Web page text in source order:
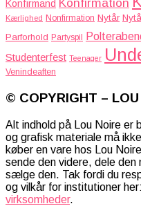
Konfirmand Konfirmation
Kærlighed Nonfirmation Nytår
Parforhold Partyspil
Studenterfest Teenager
Venindeaften
© COPYRIGHT – LOU
Alt indhold på Lou Noire
og grafisk materiale må
køber en vare hos Lou
sende den videre, dele den
sælge den. Tak fordi du
og vilkår for institutioner her:
virksomheder.